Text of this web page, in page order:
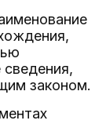
законом.